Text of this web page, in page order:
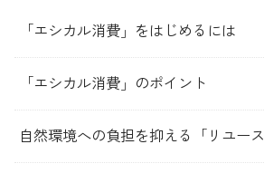
「エシカル消費」をはじめるには
「エシカル消費」のポイント
自然環境への負担を抑える「リユー